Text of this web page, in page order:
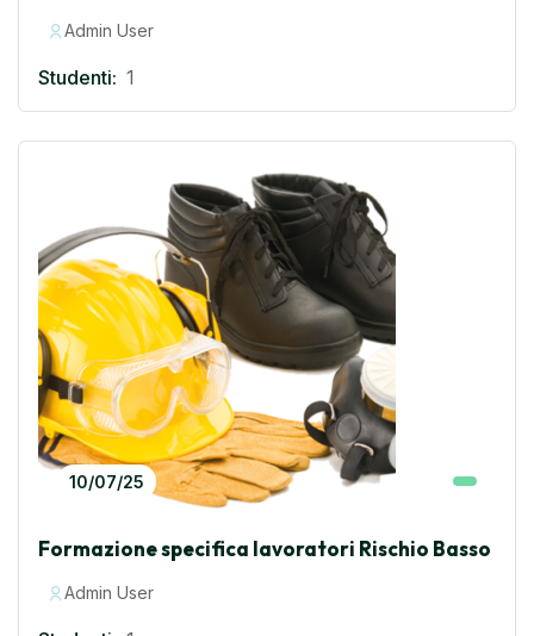
Admin User
Studenti: 1
10/07/25
Formazione specifica lavoratori Rischio Basso
Admin User